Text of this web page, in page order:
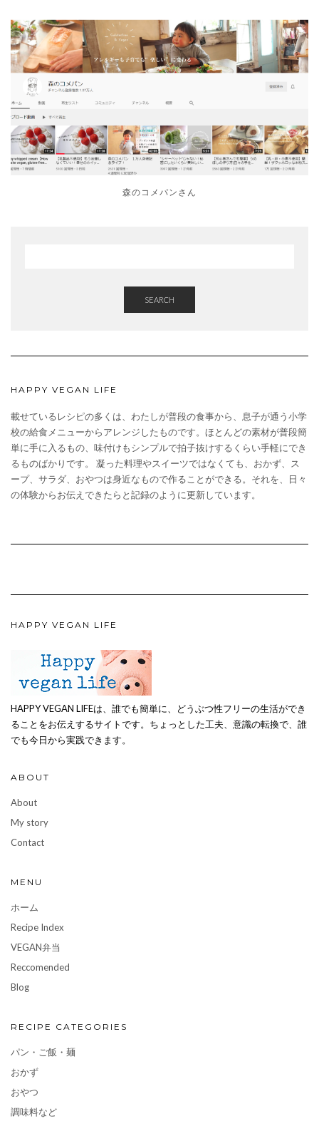
森のコメパンさん
SEARCH
HAPPY VEGAN LIFE
載せているレシピの多くは、わたしが普段の食事から、息子が通う小学
校の給食メニューからアレンジしたものです。ほとんどの素材が普段簡
単に手に入るもの、味付けもシンプルで拍子抜けするくらい手軽にでき
るものばかりです。 凝った料理やスイーツではなくても、おかず、ス
ープ、サラダ、おやつは身近なもので作ることができる。それを、日々
の体験からお伝えできたらと記録のように更新しています。
HAPPY VEGAN LIFE
HAPPY VEGAN LIFEは、誰でも簡単に、どうぶつ性フリーの生活ができ
ることをお伝えするサイトです。ちょっとした工夫、意識の転換で、誰
でも今日から実践できます。
ABOUT
About
My story
Contact
MENU
ホーム
Recipe Index
VEGAN弁当
Reccomended
Blog
RECIPE CATEGORIES
パン・ご飯・麺
おかず
おやつ
調味料など